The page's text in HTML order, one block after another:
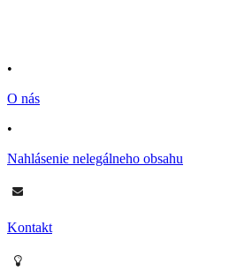
•
O nás
•
Nahlásenie nelegálneho obsahu
Kontakt